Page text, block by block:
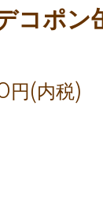
コポン
(内税)